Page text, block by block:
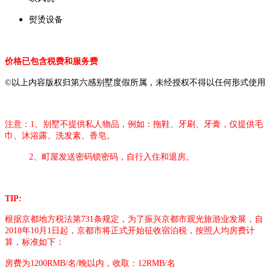
熨烫设备
价格已包含税费和服务费
©以上内容版权归第六感别墅度假所属，未经授权不得以任何形式使用
注意：1、别墅不提供私人物品，例如：拖鞋、牙刷、牙膏，仅提供毛
巾、沐浴露、洗发素、香皂。
2、町屋发送密码锁密码，自行入住和退房。
TIP:
根据京都地方税法第731条规定，为了振兴京都市观光旅游业发展，自
2018年10月1日起，京都市将正式开始征收宿泊税，按照人均房费计
算，标准如下：
房费为1200RMB/名/晚以内，收取：12RMB/名